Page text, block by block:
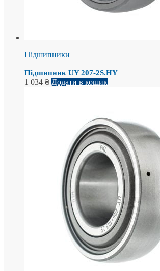
Підшипники
Підшипник UY 207-2S.HY
1 034 ₴ Додати в кошик